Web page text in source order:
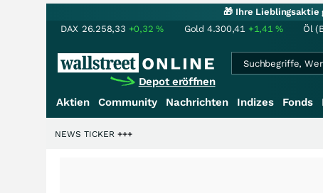
🎁 Ihre
DAX 26.258,33 +0,32% Gold 4.300,41 +1,41% Öl
Depot eröffnen
Aktien Community Nachrichten Indizes Fonds
+++
NEWS TICKER